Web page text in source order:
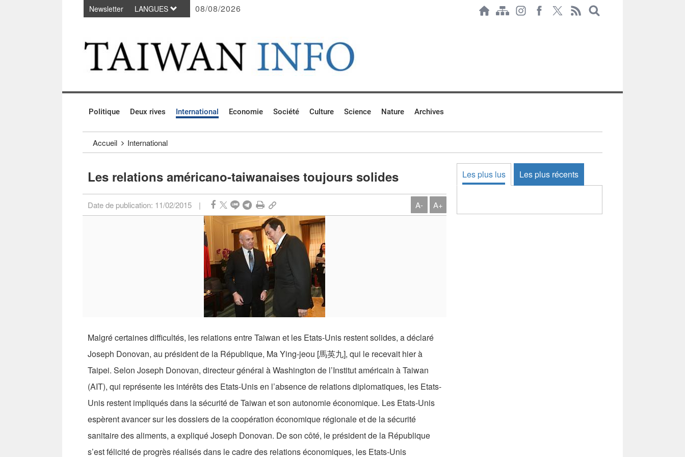
Passer au contenu principal
Newsletter LANGUES 08/08/2026
Politique Deux rives International Economie Société Culture Science Nature Archives
Accueil International
Les relations américano-taiwanaises toujours solides
Date de publication: 11/02/2015 | A- A+
Malgré certaines difficultés, les relations entre Taiwan et les Etats-Unis restent solides, a déclaré
Joseph Donovan, au président de la République, Ma Ying-jeou [馬英九], qui le recevait hier à
Taipei. Selon Joseph Donovan, directeur général à Washington de l’Institut américain à Taiwan
(AIT), qui représente les intérêts des Etats-Unis en l’absence de relations diplomatiques, les Etats-
Unis restent impliqués dans la sécurité de Taiwan et son autonomie économique. Les Etats-Unis
espèrent avancer sur les dossiers de la coopération économique régionale et de la sécurité
sanitaire des aliments, a expliqué Joseph Donovan. De son côté, le président de la République
s’est félicité de progrès réalisés dans le cadre des relations économiques, les Etats-Unis
Les plus lus Les plus récents